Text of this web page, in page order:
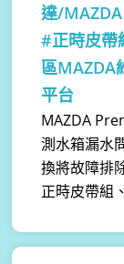
達/
#正時皮帶
區MAZDA
平台
MAZDA
測水箱漏水
換將故障排
正時皮帶組